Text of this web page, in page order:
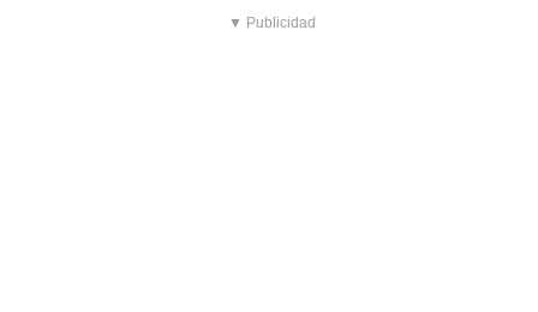
▼ Publicidad